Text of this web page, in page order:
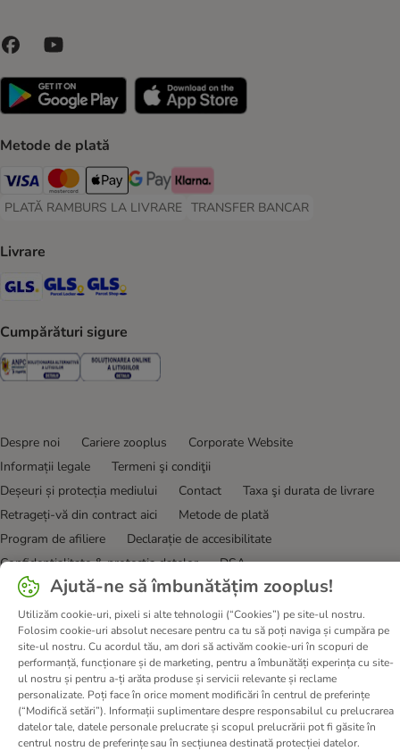
Metode de plată
Visa Payment Method
Master Card Payment Method
Apple Pay Payment Method
Google Pay Payment Method
Klarna Payment Method
PLATĂ RAMBURS LA LIVRARE
PLATĂ RAMBURS LA LIVRARE Payment Method
TRANSFER BANCAR
TRANSFER BANCAR Payment
Livrare
GLS Shipping Method
GLS Locker Shipping Method
Cumpărături sigure
Security Security
Despre noi Cariere zooplus
Corporate Website
Informații legale
Termeni şi condiţii
Deșeuri și protecția mediului
Contact
Taxa şi durata de livrare
Retrageți-vă din contract aici
Metode de plată
Program de afiliere
Declarație de accesibilitate
Confidenţialitate & protecția datelor
DSA
© zooplus SE 2026
Ajută-ne să îmbunătățim zooplus!
Utilizăm cookie-uri, pixeli si alte tehnologii (“Cookies”) pe site-ul nostru.
Folosim cookie-uri absolut necesare pentru ca tu să poți naviga și cumpăra pe
site-ul nostru. Cu acordul tău, am dori să activăm cookie-uri în scopuri de
performanță, funcționare și de marketing, pentru a îmbunătăți experința cu site-
ul nostru și pentru a-ți arăta produse și servicii relevante și reclame
personalizate. Poți face în orice moment modificări în centrul de preferințe
(“Modifică setări”). Informații suplimentare despre responsabilul cu prelucrarea
datelor tale, datele personale prelucrate și scopul prelucrării pot fi găsite în
centrul nostru de preferințe sau în secțiunea destinată protecției datelor.